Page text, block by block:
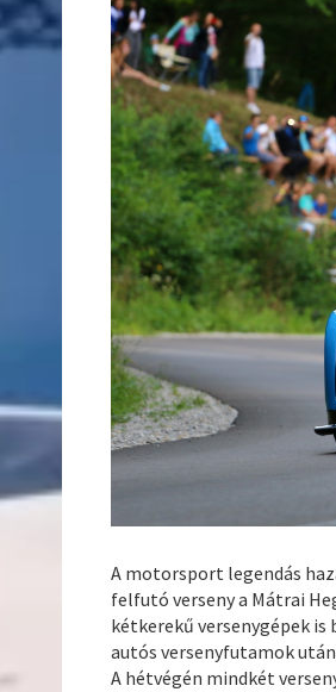
A motorsport legendás
felfutó verseny a Mátrai
kétkerekű versenygépek
autós versenyfutamok
A hétvégén mindkét